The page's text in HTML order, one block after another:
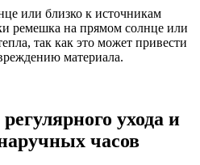
или близко к источникам
ремешка на прямом солнце или
так как это может привести
материала.
ухода и
часов